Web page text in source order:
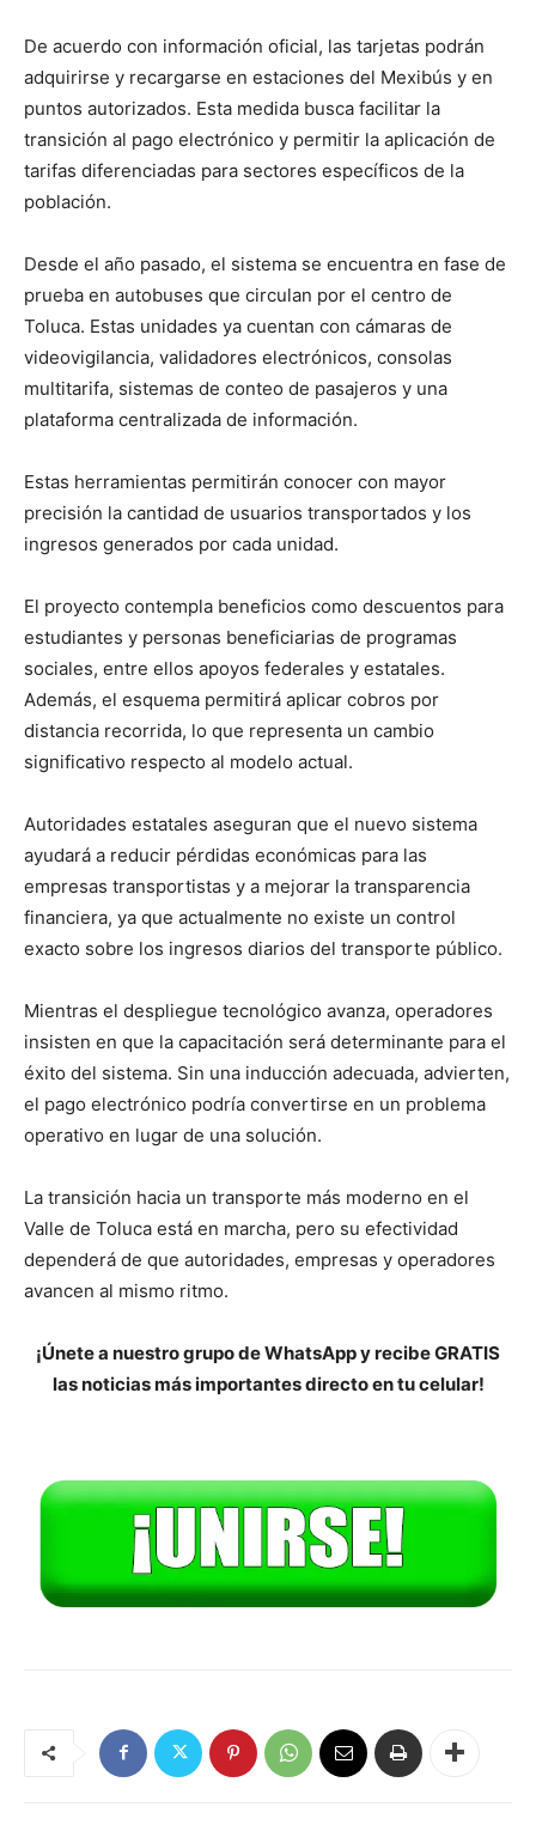
De acuerdo con información oficial, las tarjetas podrán
adquirirse y recargarse en estaciones del Mexibús y en
puntos autorizados. Esta medida busca facilitar la
transición al pago electrónico y permitir la aplicación de
tarifas diferenciadas para sectores específicos de la
población.
Desde el año pasado, el sistema se encuentra en fase de
prueba en autobuses que circulan por el centro de
Toluca. Estas unidades ya cuentan con cámaras de
videovigilancia, validadores electrónicos, consolas
multitarifa, sistemas de conteo de pasajeros y una
plataforma centralizada de información.
Estas herramientas permitirán conocer con mayor
precisión la cantidad de usuarios transportados y los
ingresos generados por cada unidad.
El proyecto contempla beneficios como descuentos para
estudiantes y personas beneficiarias de programas
sociales, entre ellos apoyos federales y estatales.
Además, el esquema permitirá aplicar cobros por
distancia recorrida, lo que representa un cambio
significativo respecto al modelo actual.
Autoridades estatales aseguran que el nuevo sistema
ayudará a reducir pérdidas económicas para las
empresas transportistas y a mejorar la transparencia
financiera, ya que actualmente no existe un control
exacto sobre los ingresos diarios del transporte público.
Mientras el despliegue tecnológico avanza, operadores
insisten en que la capacitación será determinante para el
éxito del sistema. Sin una inducción adecuada, advierten,
el pago electrónico podría convertirse en un problema
operativo en lugar de una solución.
La transición hacia un transporte más moderno en el
Valle de Toluca está en marcha, pero su efectividad
dependerá de que autoridades, empresas y operadores
avancen al mismo ritmo.
¡Únete a nuestro grupo de WhatsApp y recibe GRATIS
las noticias más importantes directo en tu celular!